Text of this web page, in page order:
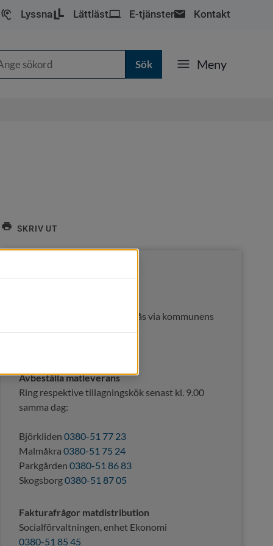
Lyssna Lättläst E-tjänster Kontakt
Meny
SKRIV UT
Ansvarig socialsekreterare nås via kommunens
kontaktcenter,
Avbeställa matleverans
Ring respektive tillagningskök senast kl. 9.00
samma dag:
Björkliden 0380-51 77 23
Malmåkra 0380-51 75 24
Parkgården 0380-51 86 83
Skogsborg 0380-51 87 05
Fakturafrågor matdistribution
Socialförvaltningen, enhet Ekonomi
0380-51 85 45